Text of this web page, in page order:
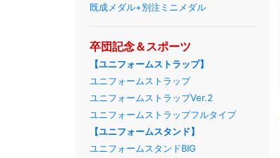
既成メダル+別注ミニメダル
卒団記念＆スポーツ
【ユニフォームストラップ】
ユニフォームストラップ
ユニフォームストラップVer.2
ユニフォームストラップフルタイプ
【ユニフォームスタンド】
ユニフォームスタンドBIG